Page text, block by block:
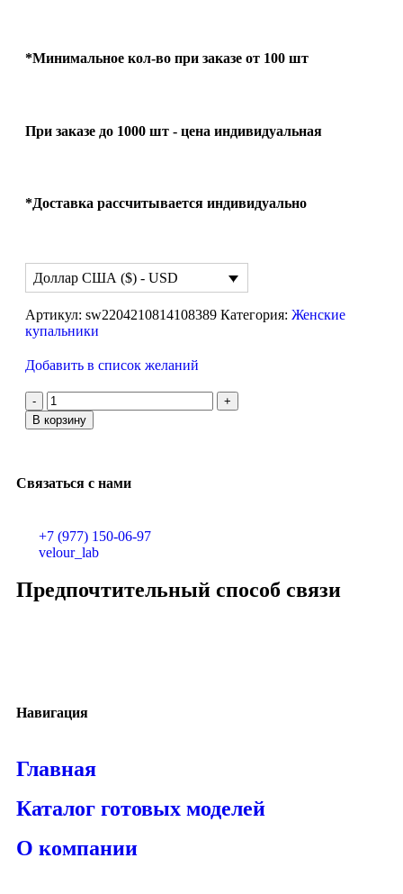
*Минимальное кол-во при заказе от 100 шт
При заказе до 1000 шт - цена индивидуальная
*Доставка рассчитывается индивидуально
Доллар США ($) - USD
Артикул: sw2204210814108389 Категория: Женские
купальники
Добавить в список желаний
В корзину
Связаться с нами
+7 (977) 150-06-97
velour_lab
Предпочтительный способ связи
Навигация
Главная
Каталог готовых моделей
О компании